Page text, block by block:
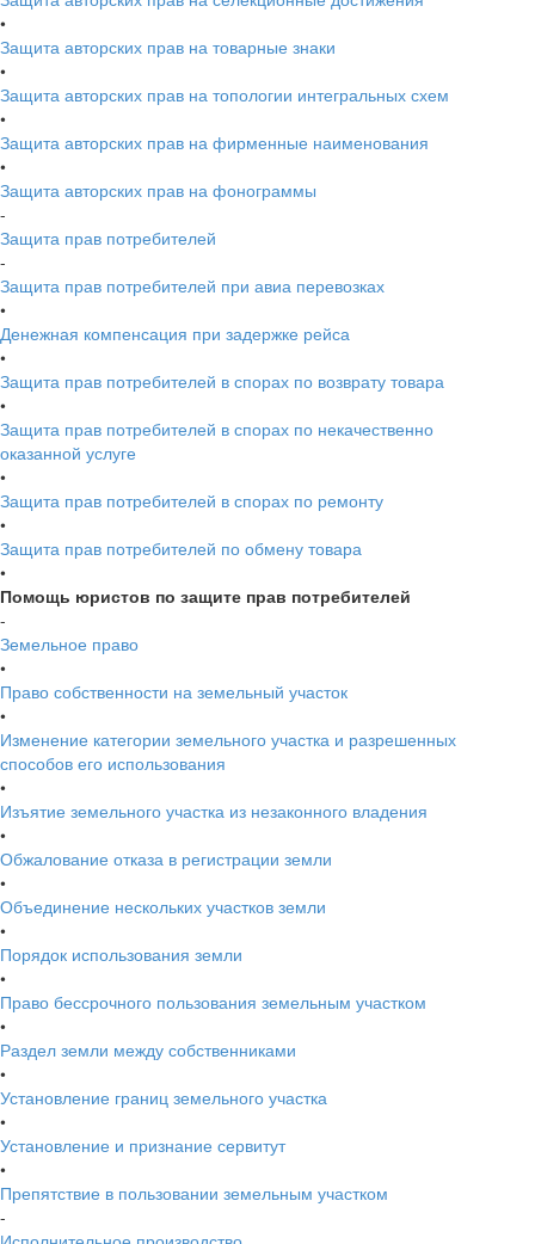
•
Защита авторских прав на товарные знаки
•
Защита авторских прав на топологии интегральных схем
•
Защита авторских прав на фирменные наименования
•
Защита авторских прав на фонограммы
-
Защита прав потребителей
-
Защита прав потребителей при авиа перевозках
•
Денежная компенсация при задержке рейса
•
Защита прав потребителей в спорах по возврату товара
•
Защита прав потребителей в спорах по некачественно
оказанной услуге
•
Защита прав потребителей в спорах по ремонту
•
Защита прав потребителей по обмену товара
•
Помощь юристов по защите прав потребителей
-
Земельное право
•
Право собственности на земельный участок
•
Изменение категории земельного участка и разрешенных
способов его использования
•
Изъятие земельного участка из незаконного владения
•
Обжалование отказа в регистрации земли
•
Объединение нескольких участков земли
•
Порядок использования земли
•
Право бессрочного пользования земельным участком
•
Раздел земли между собственниками
•
Установление границ земельного участка
•
Установление и признание сервитут
•
Препятствие в пользовании земельным участком
-